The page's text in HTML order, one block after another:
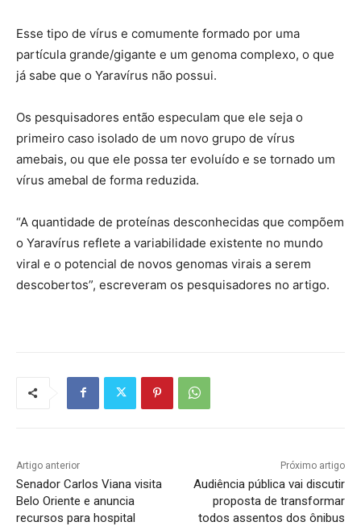
Esse tipo de vírus e comumente formado por uma
partícula grande/gigante e um genoma complexo, o que
já sabe que o Yaravírus não possui.
Os pesquisadores então especulam que ele seja o
primeiro caso isolado de um novo grupo de vírus
amebais, ou que ele possa ter evoluído e se tornado um
vírus amebal de forma reduzida.
“A quantidade de proteínas desconhecidas que compõem
o Yaravírus reflete a variabilidade existente no mundo
viral e o potencial de novos genomas virais a serem
descobertos”, escreveram os pesquisadores no artigo.
Artigo anterior
Senador Carlos Viana visita
Belo Oriente e anuncia
recursos para hospital
Próximo artigo
Audiência pública vai discutir
proposta de transformar
todos assentos dos ônibus